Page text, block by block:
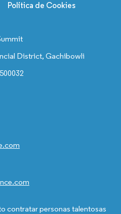
Política de Cookies
District, Gachibowli
contratar personas talentosas